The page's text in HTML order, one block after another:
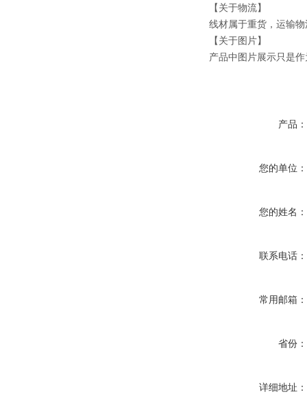
【关于物流】
线材属于重货，运输
【关于图片】
产品中图片展示只是
产品：
您的单位：
您的姓名：
联系电话：
常用邮箱：
省份：
详细地址：